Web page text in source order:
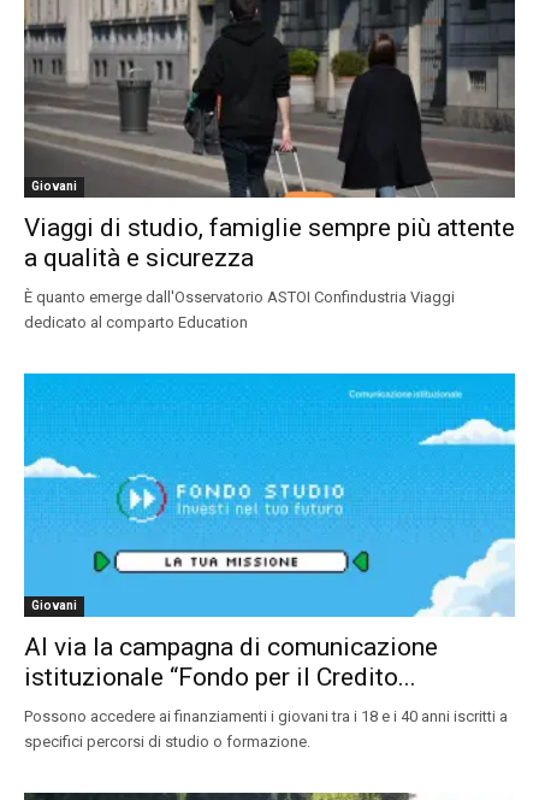
Giovani
Viaggi di studio, famiglie sempre più attente
a qualità e sicurezza
È quanto emerge dall'Osservatorio ASTOI Confindustria Viaggi
dedicato al comparto Education
Giovani
Al via la campagna di comunicazione
istituzionale “Fondo per il Credito...
Possono accedere ai finanziamenti i giovani tra i 18 e i 40 anni iscritti a
specifici percorsi di studio o formazione.